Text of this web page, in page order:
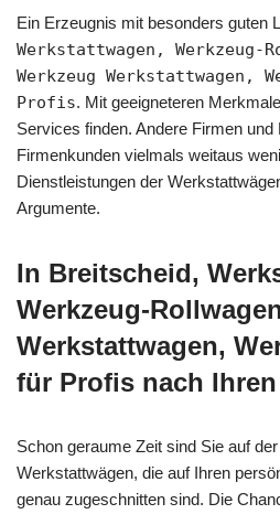
Ein Erzeugnis mit besonders guten
Werkstattwagen, Werkzeug-
Werkzeug Werkstattwagen,
Profis. Mit geeigneteren
Services finden. Andere Firmen und
Firmenkunden vielmals weitaus
Dienstleistungen der
Argumente.
In Breitscheid,
Werkzeug-
Werkstattwagen,
für Profis nach
Schon geraume Zeit sind Sie auf
Werkstattwägen, die auf Ihren
genau zugeschnitten sind. Die